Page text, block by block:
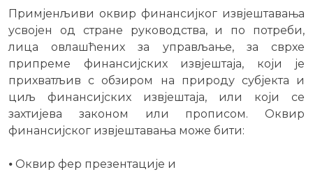
Примјенљиви оквир финансијког извјештавања
усвојен од стране руководства, и по потреби,
лица овлашћених за управљање, за сврхе
припреме финансијских извјештаја, који је
прихватљив с обзиром на природу субјекта и
циљ финансијских извјештаја, или који се
захтијева законом или прописом. Оквир
финансијског извјештавања може бити:
⦁ Оквир фер презентације и